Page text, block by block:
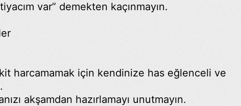
var” demekten kaçınmayın.
harcamamak için kendinize has eğlenceli ve
akşamdan hazırlamayı unutmayın.